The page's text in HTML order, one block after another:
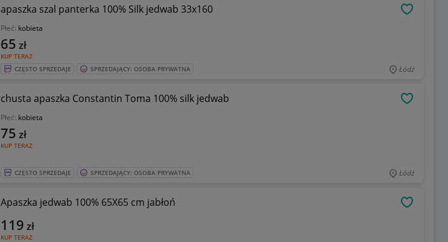
apaszka szal panterka 100% Silk jedwab 33x160
Płeć: kobieta
KUP TERAZ
65 zł
CZĘSTO SPRZEDAJE SPRZEDAJĄCY: OSOBA PRYWATNA Łódź
chusta apaszka Constantin Toma 100% silk jedwab
Płeć: kobieta
KUP TERAZ
75 zł
CZĘSTO SPRZEDAJE SPRZEDAJĄCY: OSOBA PRYWATNA Łódź
Apaszka jedwab 100% 65X65 cm jabłoń
KUP TERAZ
119 zł